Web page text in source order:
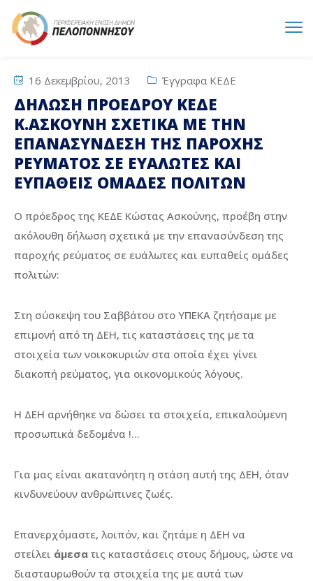
16 Δεκεμβρίου, 2013 Έγγραφα ΚΕΔΕ
ΔΗΛΩΣΗ ΠΡΟΕΔΡΟΥ ΚΕΔΕ
Κ.ΑΣΚΟΥΝΗ ΣΧΕΤΙΚΑ ΜΕ ΤΗΝ
ΕΠΑΝΑΣΥΝΔΕΣΗ ΤΗΣ ΠΑΡΟΧΗΣ
ΡΕΥΜΑΤΟΣ ΣΕ ΕΥΑΛΩΤΕΣ ΚΑΙ
ΕΥΠΑΘΕΙΣ ΟΜΑΔΕΣ ΠΟΛΙΤΩΝ
Ο πρόεδρος της ΚΕΔΕ Κώστας Ασκούνης, προέβη στην
ακόλουθη δήλωση σχετικά με την επανασύνδεση της
παροχής ρεύματος σε ευάλωτες και ευπαθείς ομάδες
πολιτών:
Στη σύσκεψη του Σαββάτου στο ΥΠΕΚΑ ζητήσαμε με
επιμονή από τη ΔΕΗ, τις καταστάσεις της με τα
στοιχεία των νοικοκυριών στα οποία έχει γίνει
διακοπή ρεύματος, για οικονομικούς λόγους.
Η ΔΕΗ αρνήθηκε να δώσει τα στοιχεία, επικαλούμενη
προσωπικά δεδομένα !…
Για μας είναι ακατανόητη η στάση αυτή της ΔΕΗ, όταν
κινδυνεύουν ανθρώπινες ζωές.
Επανερχόμαστε, λοιπόν, και ζητάμε η ΔΕΗ να
στείλει άμεσα τις καταστάσεις στους δήμους, ώστε να
διασταυρωθούν τα στοιχεία της με αυτά των